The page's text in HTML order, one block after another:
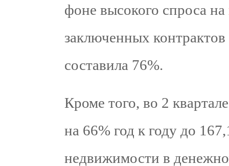
фоне высокого спроса на
заключенных
составила 76%.
Кроме того, во 2
на 66% год к году до
недвижимости в